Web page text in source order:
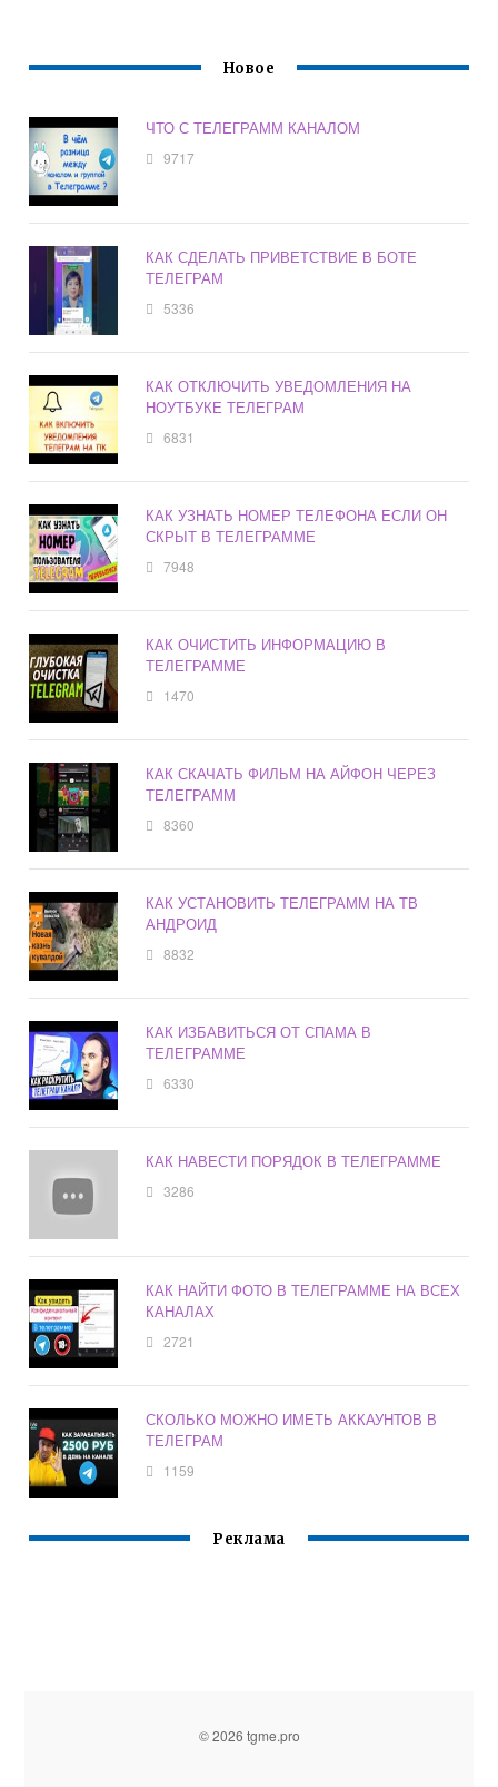
Новое
ЧТО С ТЕЛЕГРАММ КАНАЛОМ
9717
КАК СДЕЛАТЬ ПРИВЕТСТВИЕ В БОТЕ
ТЕЛЕГРАМ
5336
КАК ОТКЛЮЧИТЬ УВЕДОМЛЕНИЯ НА
НОУТБУКЕ ТЕЛЕГРАМ
6831
КАК УЗНАТЬ НОМЕР ТЕЛЕФОНА ЕСЛИ ОН
СКРЫТ В ТЕЛЕГРАММЕ
7948
КАК ОЧИСТИТЬ ИНФОРМАЦИЮ В
ТЕЛЕГРАММЕ
1470
КАК СКАЧАТЬ ФИЛЬМ НА АЙФОН ЧЕРЕЗ
ТЕЛЕГРАММ
8360
КАК УСТАНОВИТЬ ТЕЛЕГРАММ НА ТВ
АНДРОИД
8832
КАК ИЗБАВИТЬСЯ ОТ СПАМА В
ТЕЛЕГРАММЕ
6330
КАК НАВЕСТИ ПОРЯДОК В ТЕЛЕГРАММЕ
3286
КАК НАЙТИ ФОТО В ТЕЛЕГРАММЕ НА ВСЕХ
КАНАЛАХ
2721
СКОЛЬКО МОЖНО ИМЕТЬ АККАУНТОВ В
ТЕЛЕГРАМ
1159
Реклама
© 2026 tgme.pro